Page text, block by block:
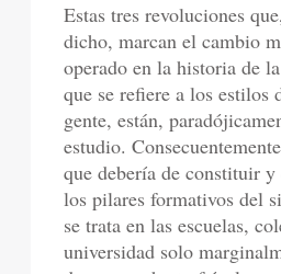
Estas tres revoluciones
dicho, marcan el cambio
operado en la historia de
que se refiere a los estilos
gente, están,
estudio.
que debería de constituir
los pilares formativos del
se trata en las escuelas,
universidad solo